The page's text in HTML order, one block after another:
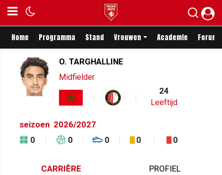
Home Programma Stand Vrouwen Academie Forum
O. TARGHALLINE
Midfielder
24
Leeftijd
seizoen 2026/2027
0 0 0 0 0
CARRIÈRE PROFIEL